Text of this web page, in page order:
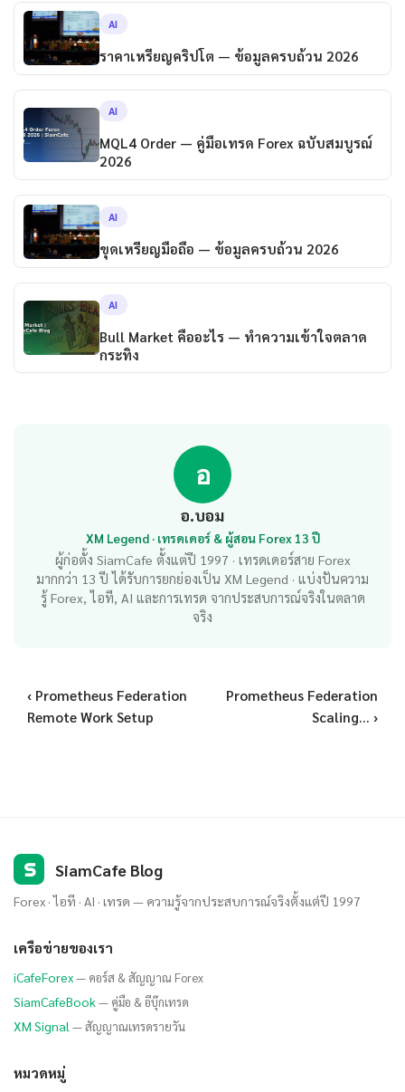
AI
ราคาเหรียญคริปโต — ข้อมูลครบถ้วน 2026
AI
MQL4 Order — คู่มือเทรด Forex ฉบับสมบูรณ์
2026
AI
ขุดเหรียญมือถือ — ข้อมูลครบถ้วน 2026
AI
Bull Market คืออะไร — ทำความเข้าใจตลาด
กระทิง
อ
อ.บอม
XM Legend · เทรดเดอร์ & ผู้สอน Forex 13 ปี
ผู้ก่อตั้ง SiamCafe ตั้งแต่ปี 1997 · เทรดเดอร์สาย Forex
มากกว่า 13 ปี ได้รับการยกย่องเป็น XM Legend · แบ่งปันความ
รู้ Forex, ไอที, AI และการเทรด จากประสบการณ์จริงในตลาด
จริง
‹ Prometheus Federation
Remote Work Setup
Prometheus Federation
Scaling... ›
S SiamCafe Blog
Forex · ไอที · AI · เทรด — ความรู้จากประสบการณ์จริงตั้งแต่ปี 1997
เครือข่ายของเรา
iCafeForex— คอร์ส & สัญญาณ Forex
SiamCafeBook— คู่มือ & อีบุ๊กเทรด
XM Signal — สัญญาณเทรดรายวัน
หมวดหมู่